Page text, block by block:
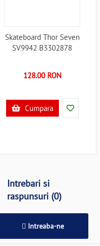
Skateboard Thor Seven
SV9942 B3302878
128.00 RON
Cumpara
Intrebari si
raspunsuri (0)
Intreaba-ne